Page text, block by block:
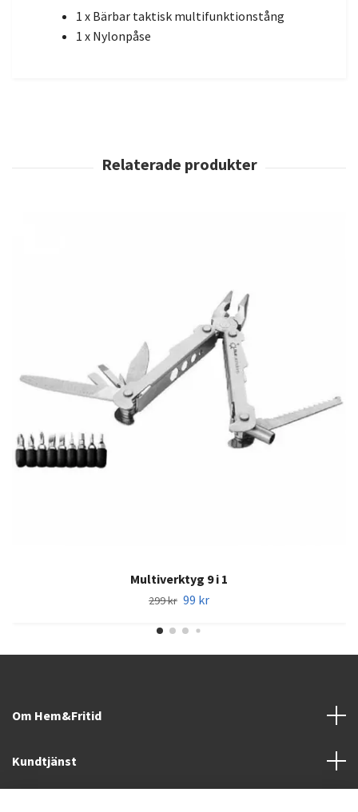
1 x Bärbar taktisk multifunktionstång
1 x Nylonpåse
Multiverktyg 9 i 1
299 kr 99 kr
Om Hem&Fritid
Kundtjänst